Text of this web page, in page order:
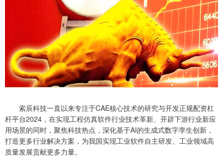
索辰科技一直以来专注于CAE核心技术的研究与开发正规配资杠
杆平台2024，在实现工程仿真软件行业技术革新、开辟下游行业新应
用场景的同时，聚焦科技热点，深化基于AI的生成式数字孪生创新，
打造更多行业解决方案，为我国实现工业软件自主研发、工业领域高
质量发展贡献更多力量。